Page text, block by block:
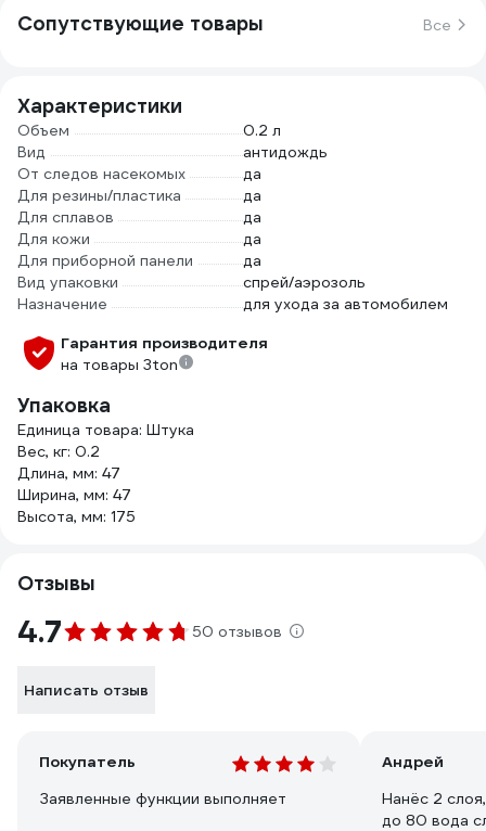
Сопутствующие товары Все
Характеристики
Объем
0.2 л
Вид
антидождь
От следов насекомых
да
Для резины/пластика
да
Для сплавов
да
Для кожи
да
Для приборной панели
да
Вид упаковки
спрей/аэрозоль
Назначение
для ухода за автомобилем
Гарантия производителя
на товары 3ton
Упаковка
Единица товара: Штука
Вес, кг: 0.2
Длина, мм: 47
Ширина, мм: 47
Высота, мм: 175
Отзывы
4.7 50 отзывов
Написать отзыв
Покупатель
Заявленные функции выполняет
Андрей
Нанёс 2
до 80 вода